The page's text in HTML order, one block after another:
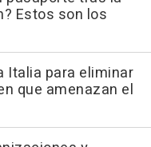
Estos son los
Italia para eliminar
que amenazan el